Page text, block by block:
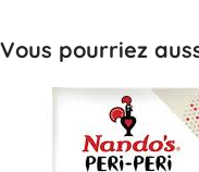
Vous pourriez